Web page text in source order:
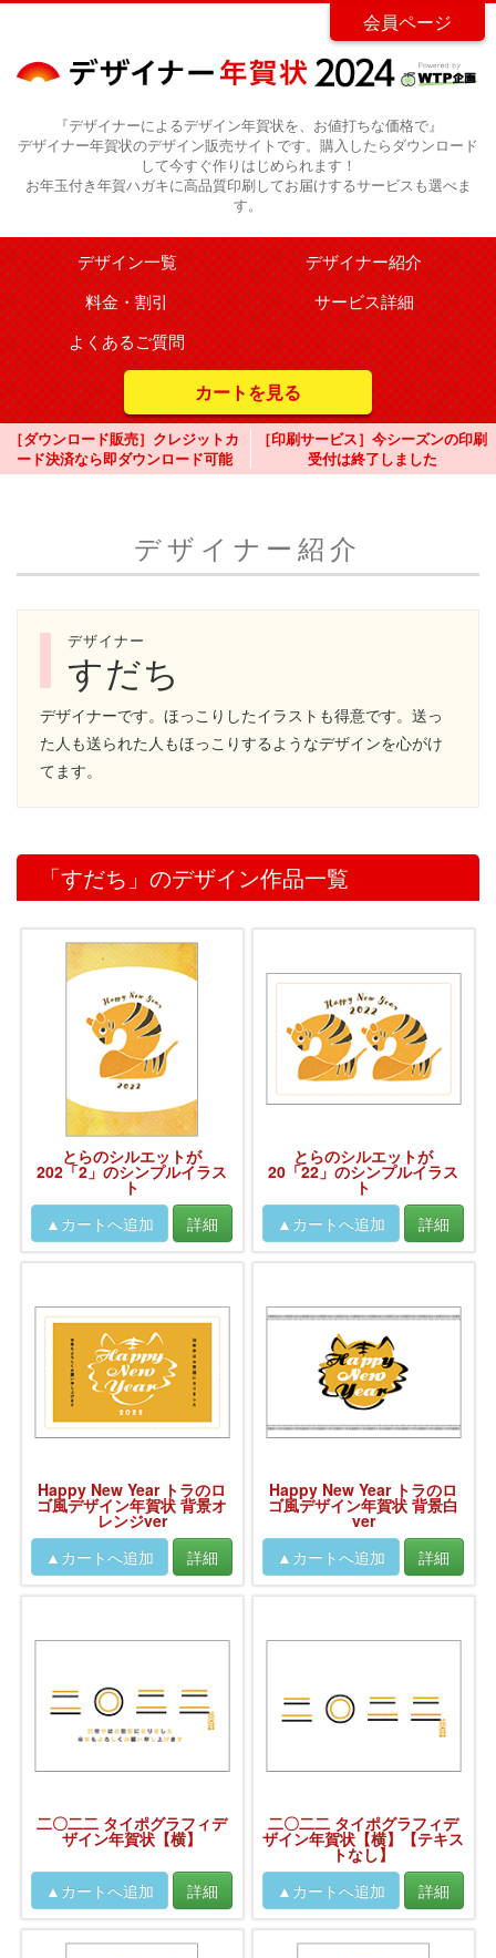
『デザイナーによるデザイン年賀状を、お値打ちな価格で』
デザイナー年賀状のデザイン販売サイトです。購入したらダウンロード
して今すぐ作りはじめられます！
お年玉付き年賀ハガキに高品質印刷してお届けするサービスも選べま
す。
会員ページ
デザイン一覧
デザイナー紹介
料金・割引
サービス詳細
よくあるご質問
カートを見る
［ダウンロード販売］クレジットカ
ード決済なら即ダウンロード可能
［印刷サービス］今シーズンの印刷
受付は終了しました
デザイナー紹介
デザイナー
すだち
デザイナーです。ほっこりしたイラストも得意です。送っ
た人も送られた人もほっこりするようなデザインを心がけ
てます。
「すだち」のデザイン作品一覧
とらのシルエットが
202「2」のシンプルイラス
ト
とらのシルエットが
20「22」のシンプルイラス
ト
Happy New Year トラのロ
ゴ風デザイン年賀状 背景オ
レンジver
Happy New Year トラのロ
ゴ風デザイン年賀状 背景白
ver
二〇二二 タイポグラフィデ
ザイン年賀状【横】
二〇二二 タイポグラフィデ
ザイン年賀状【横】【テキス
トなし】